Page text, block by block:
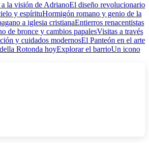
la visión de AdrianoEl diseño revolucionario
y espírituHormigón romano y genio de la
a iglesia cristianaEntierros renacentistas
de bronce y cambios papalesVisitas a través
y cuidados modernosEl Panteón en el arte
Rotonda hoyExplorar el barrioUn icono